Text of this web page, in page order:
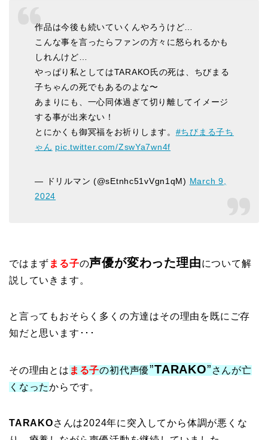
作品は今後も続いていくんやろうけど…
こんな事を言ったらファンの方々に怒られるかも
しれんけど…
やっぱり私としてはTARAKO氏の死は、ちびまる
子ちゃんの死でもあるのよな〜
あまりにも、一心同体過ぎて切り離してイメージ
する事が出来ない！
とにかくも御冥福をお祈りします。 #ちびまる子ち
ゃん pic.twitter.com/ZswYa7wn4f
— ドリルマン (@sEtnhc51vVgn1qM) March 9,
2024
ではまず まる子の声優が変わった理由について解
説していきます。
と言ってもおそらく多くの方達はその理由を既にご存
知だと思います･･･
その理由とは まる子の初代声優”TARAKO” さんが亡
くなったからです。
TARAKOさんは2024年に突入してから体調が悪くな